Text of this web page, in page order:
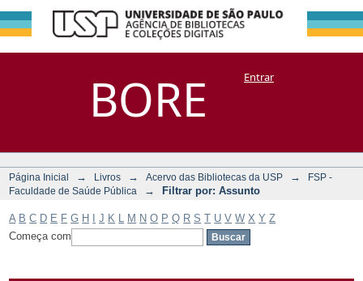
BORE
Filtrar por:
Assunto
DSpace/Manakin + CoriscoEntrar
Página Inicial → Livros → Acervo das Bibliotecas da USP →
FSP -
Faculdade de Saúde Pública
→ Filtrar por: Assunto
A B C D E F G H J K M N O P Q R S T U V W X Y Z
Começa com